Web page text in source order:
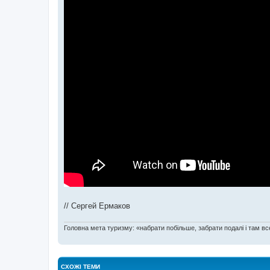
// Сергей Ермаков
Головна мета туризму: «набрати побільше, забрати подалі і там
СХОЖІ ТЕМИ